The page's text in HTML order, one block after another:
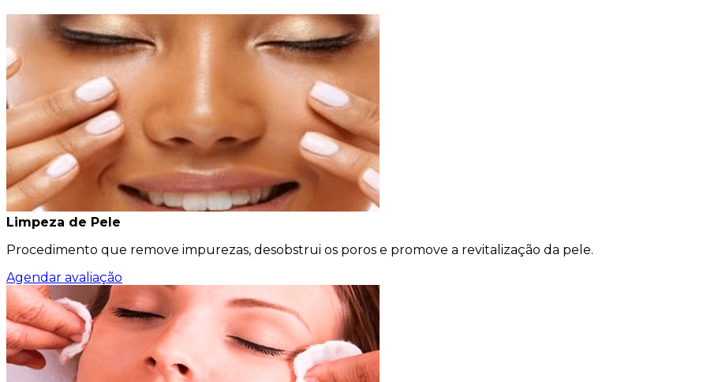
Limpeza de Pele
Procedimento que remove impurezas, desobstrui os poros e promove a revitalização da pele.
Agendar avaliação